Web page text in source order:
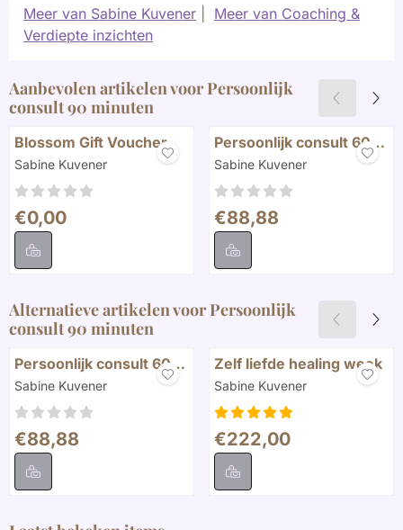
Meer van Sabine Kuvener
Meer van Coaching &
Verdiepte inzichten
Aanbevolen artikelen voorPersoonlijk
consult 90 minuten
Blossom Gift Voucher
Merk:
Sabine Kuvener
Prijs: 0,00
€0,00
Persoonlijk consult 60
minuten
Merk:
Sabine Kuvener
Prijs: 88,88
€88,88
Alternatieve artikelen voorPersoonlijk
consult 90 minuten
Persoonlijk consult 60
minuten
Merk:
Sabine Kuvener
Prijs: 88,88
€88,88
Zelf liefde healing week
Merk:
Sabine Kuvener
Prijs: 222,00
€222,00